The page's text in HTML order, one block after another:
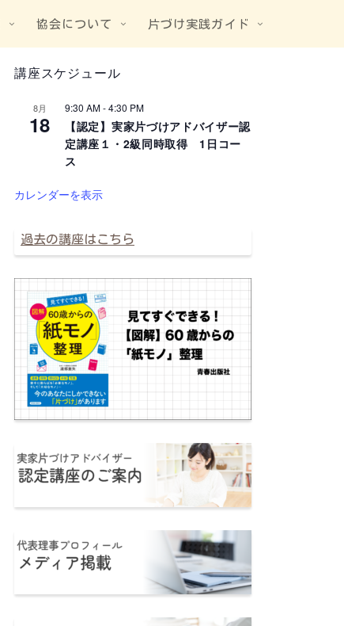
協会について 片づけ実践ガイド
講座スケジュール
8月
18
9:30 AM-4:30 PM
【認定】実家片づけアドバイザー認
定講座１・2級同時取得 1日コー
ス
カレンダーを表示
過去の講座はこちら